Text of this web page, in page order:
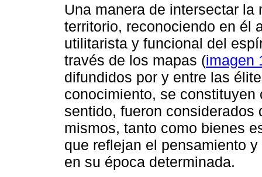
Una manera de intersectar
territorio, reconociendo en él
utilitarista y funcional del
través de los mapas (imagen
difundidos por y entre las
conocimiento, se
sentido, fueron
mismos, tanto como bienes
que reflejan el pensamiento
en su época determinada.